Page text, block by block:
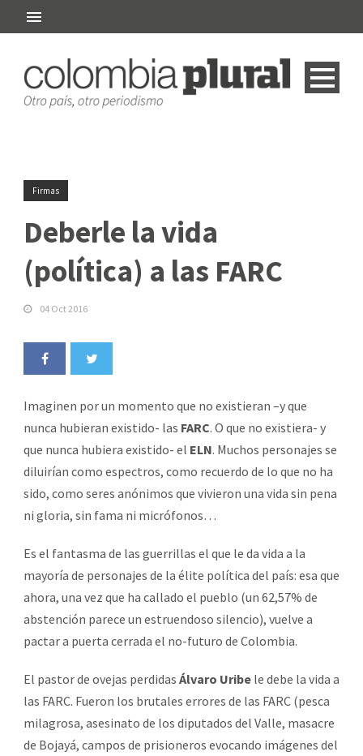
Firmas
Deberle la vida
(política) a las FARC
04 Oct 2016
Imaginen por un momento que no existieran –y que
nunca hubieran existido- las FARC. O que no existiera- y
que nunca hubiera existido- el ELN. Muchos personajes se
diluirían como espectros, como recuerdo de lo que no ha
sido, como seres anónimos que vivieron una vida sin pena
ni gloria, sin fama ni micrófonos…
Es el fantasma de las guerrillas el que le da vida a la
mayoría de personajes de la élite política del país: esa que
ahora, una vez que ha callado el pueblo (un 62,57% de
abstención parece un estruendoso silencio), vuelve a
pactar a puerta cerrada el no-futuro de Colombia.
El pastor de ovejas perdidas Álvaro Uribe le debe la vida a
las FARC. Fueron los brutales errores de las FARC (pesca
milagrosa, asesinato de los diputados del Valle, masacre
de Bojayá, campos de prisioneros evocando imágenes del